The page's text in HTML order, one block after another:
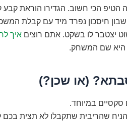
הטיפ הכי חשוב. הגדירו הוראת קבע
חיסכון נפרד מיד עם קבלת
יצטבר לו בשקט. אתם רוצים איך
היא שם המשחק.
(או שכן?)
סקסיים במיוחד.
שהריבית שתקבלו לא תצית